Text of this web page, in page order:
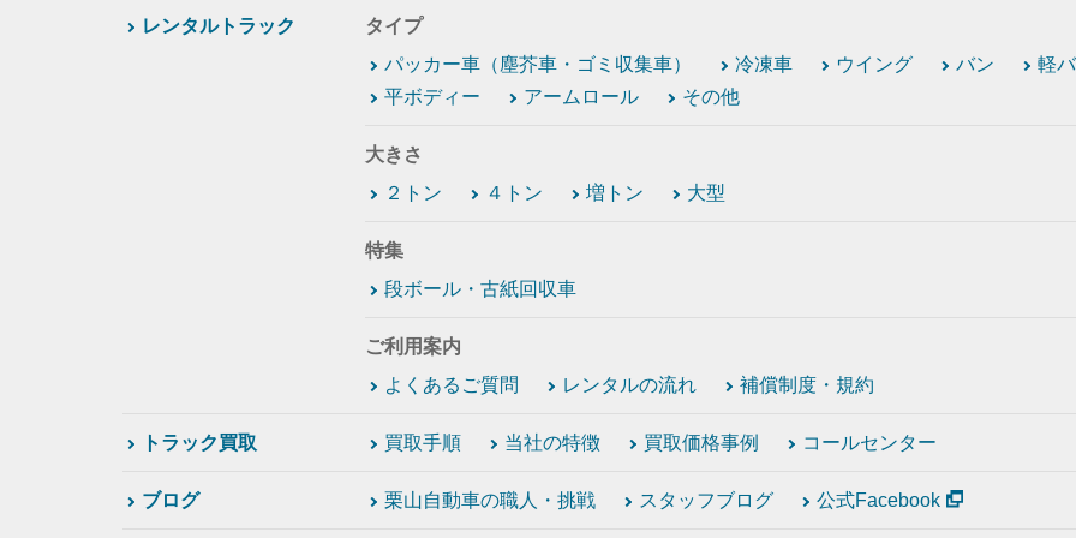
レンタルトラック
タイプ
パッカー車（塵芥車・ゴミ収集車）
冷凍車 ウイング バン 軽
平ボディー
アームロール その他
大きさ
２トン
４トン 増トン 大型
特集
段ボール・古紙回収車
ご利用案内
よくあるご質問
レンタルの流れ 補償制度・規約
トラック買取 買取手順 当社の特徴 買取価格事例 コールセンター
ブログ 栗山自動車の職人・挑戦 スタッフブログ 公式Facebook